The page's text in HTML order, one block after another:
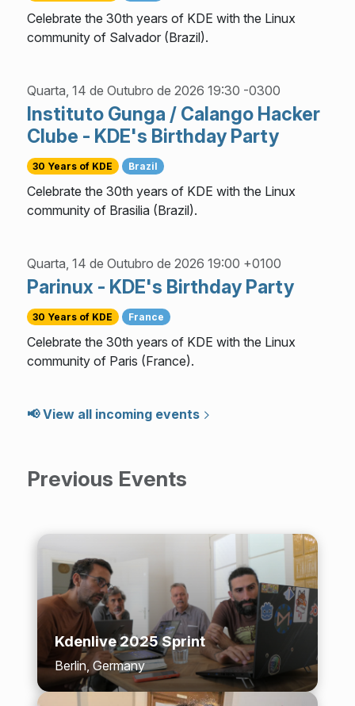
Celebrate the 30th years of KDE with the Linux
community of Salvador (Brazil).
Quarta, 14 de Outubro de 2026 19:30 -0300
Instituto Gunga / Calango Hacker
Clube - KDE's Birthday Party
30 Years of KDE Brazil
Celebrate the 30th years of KDE with the Linux
community of Brasilia (Brazil).
Quarta, 14 de Outubro de 2026 19:00 +0100
Parinux - KDE's Birthday Party
30 Years of KDE France
Celebrate the 30th years of KDE with the Linux
community of Paris (France).
📢 View all incoming events
Previous Events
Kdenlive 2025 Sprint
Berlin, Germany